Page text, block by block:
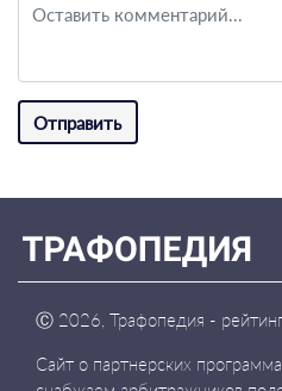
Отправить
Ⓒ 2026, Трафопедия -
Сайт о партнерских